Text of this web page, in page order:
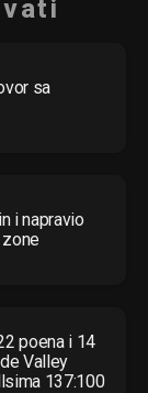
sa
i napravio
poena i 14
Valley
137:100